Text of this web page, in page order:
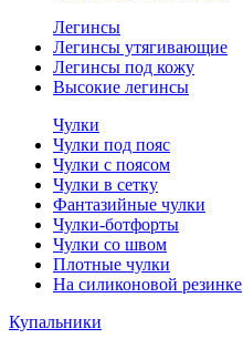
Легинсы
Легинсы утягивающие
Легинсы под кожу
Высокие легинсы
Чулки
Чулки под пояс
Чулки с поясом
Чулки в сетку
Фантазийные чулки
Чулки-ботфорты
Чулки со швом
Плотные чулки
На силиконовой резинке
Купальники